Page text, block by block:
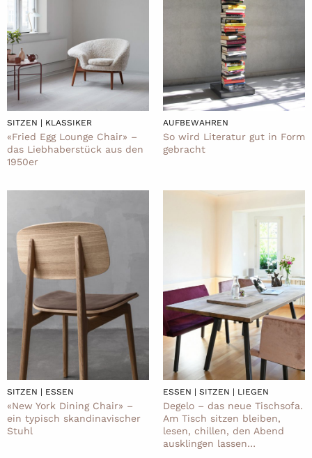
SITZEN | KLASSIKER
«Fried Egg Lounge Chair» –
das Liebhaberstück aus den
1950er
AUFBEWAHREN
So wird Literatur gut in Form
gebracht
SITZEN | ESSEN
«New York Dining Chair» –
ein typisch skandinavischer
Stuhl
ESSEN | SITZEN | LIEGEN
Degelo – das neue Tischsofa.
Am Tisch sitzen bleiben,
lesen, chillen, den Abend
ausklingen lassen…